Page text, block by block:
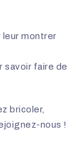
montrer
savoir faire de
bricoler,
nous !